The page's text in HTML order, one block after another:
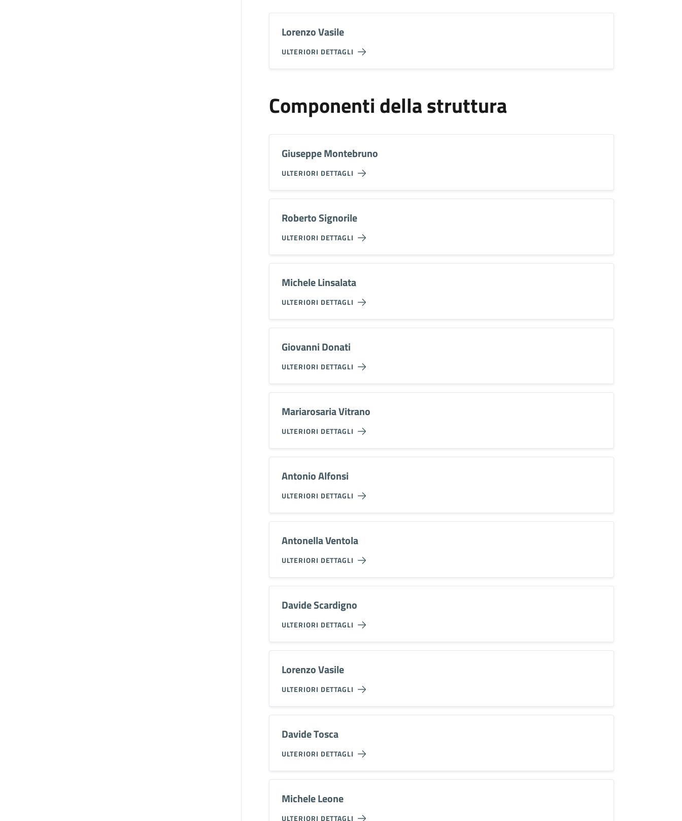
Lorenzo Vasile
ULTERIORI DETTAGLI
Componenti della struttura
Giuseppe Montebruno
ULTERIORI DETTAGLI
Roberto Signorile
ULTERIORI DETTAGLI
Michele Linsalata
ULTERIORI DETTAGLI
Giovanni Donati
ULTERIORI DETTAGLI
Mariarosaria Vitrano
ULTERIORI DETTAGLI
Antonio Alfonsi
ULTERIORI DETTAGLI
Antonella Ventola
ULTERIORI DETTAGLI
Davide Scardigno
ULTERIORI DETTAGLI
Lorenzo Vasile
ULTERIORI DETTAGLI
Davide Tosca
ULTERIORI DETTAGLI
Michele Leone
ULTERIORI DETTAGLI